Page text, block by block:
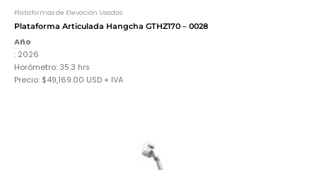
Plataformas de Elevación Usadas
Plataforma Articulada Hangcha GTHZ170 – 0028
Año
: 2026
Horómetro: 35.3 hrs
Precio: $49,169.00 USD + IVA